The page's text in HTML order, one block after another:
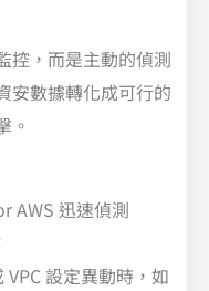
控，而是主動的偵測
安數據轉化成可行的
。
AWS 迅速偵測
設定異動時，如